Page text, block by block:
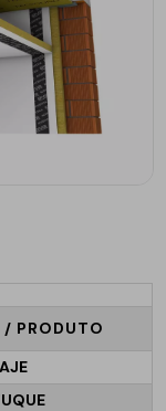
PRODUTO